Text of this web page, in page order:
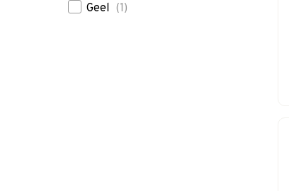
Geel (1)